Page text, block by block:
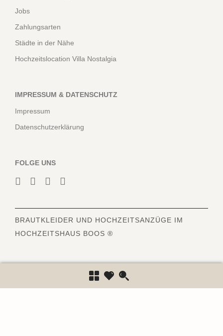
Jobs
Zahlungsarten
Städte in der Nähe
Hochzeitslocation Villa Nostalgia
IMPRESSUM & DATENSCHUTZ
Impressum
Datenschutzerklärung
FOLGE UNS
BRAUTKLEIDER UND HOCHZEITSANZÜGE IM
HOCHZEITSHAUS BOOS ®